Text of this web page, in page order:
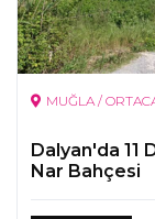
MUĞLA /
Dalyan'da 11
Nar Bahçesi